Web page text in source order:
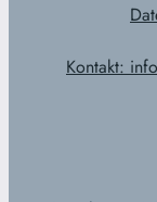
Kontakt: